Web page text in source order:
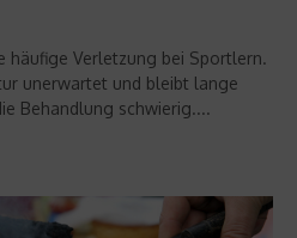
häufige Verletzung bei Sportlern.
unerwartet und bleibt lange
Behandlung schwierig....